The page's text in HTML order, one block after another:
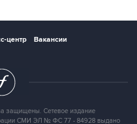
центр
Вакансии
защищены. Сетевое издание
СМИ ЭЛ № ФС 77 - 84928 выдано